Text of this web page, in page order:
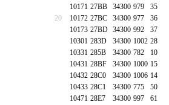
10171 27BB 34300 979 35
20
10172 27BC 34300 977 36
10173 27BD 34300 992 37
10301 283D 34300 1002 28
10331 285B 34300 782 10
10431 28BF 34300 1000 15
10432 28C0 34300 1006 14
10433 28C1 34300 775 50
10471 28E7 34300 997 61